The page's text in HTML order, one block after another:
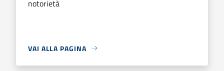
notorietà
VAI ALLA PAGINA